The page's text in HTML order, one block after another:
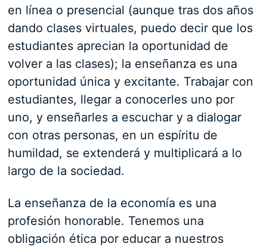
en línea o presencial (aunque tras dos años
dando clases virtuales, puedo decir que los
estudiantes aprecian la oportunidad de
volver a las clases); la enseñanza es una
oportunidad única y excitante. Trabajar con
estudiantes, llegar a conocerles uno por
uno, y enseñarles a escuchar y a dialogar
con otras personas, en un espíritu de
humildad, se extenderá y multiplicará a lo
largo de la sociedad.
La enseñanza de la economía es una
profesión honorable. Tenemos una
obligación ética por educar a nuestros